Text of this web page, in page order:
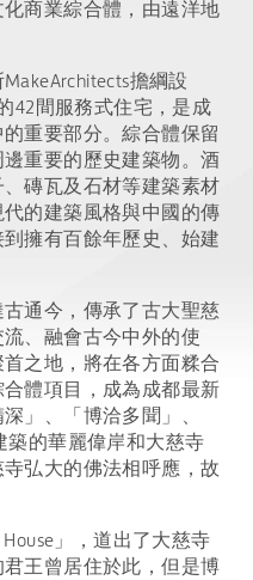
商業綜合體，由遠洋地
擔綱設
42間服務式住宅，是成
重要部分。綜合體保留
重要的歷史建築物。酒
磚瓦及石材等建築素材
的建築風格與中國的傳
擁有百餘年歷史、始建
通今，傳承了古大聖慈
、融會古今中外的使
之地，將在各方面糅合
體項目，成為成都最新
」、「博洽多聞」、
築的華麗偉岸和大慈寺
弘大的佛法相呼應，故
」，道出了大慈寺
王曾居住於此，但是博